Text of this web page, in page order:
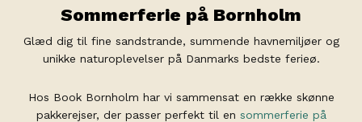
Sommerferie på Bornholm
Glæd dig til fine sandstrande, summende havnemiljøer og
unikke naturoplevelser på Danmarks bedste ferieø.
Hos Book Bornholm har vi sammensat en række skønne
pakkerejser, der passer perfekt til en sommerferie på